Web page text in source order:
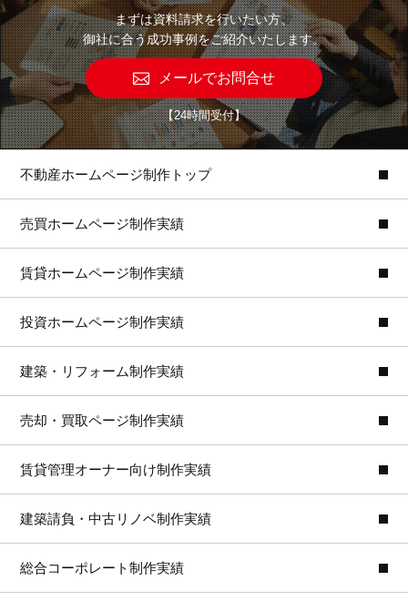
まずは資料請求を行いたい方、
御社に合う成功事例をご紹介いたします。
メールでお問合せ
【24時間受付】
不動産ホームページ制作トップ
売買ホームページ制作実績
賃貸ホームページ制作実績
投資ホームページ制作実績
建築・リフォーム制作実績
売却・買取ページ制作実績
賃貸管理オーナー向け制作実績
建築請負・中古リノベ制作実績
総合コーポレート制作実績